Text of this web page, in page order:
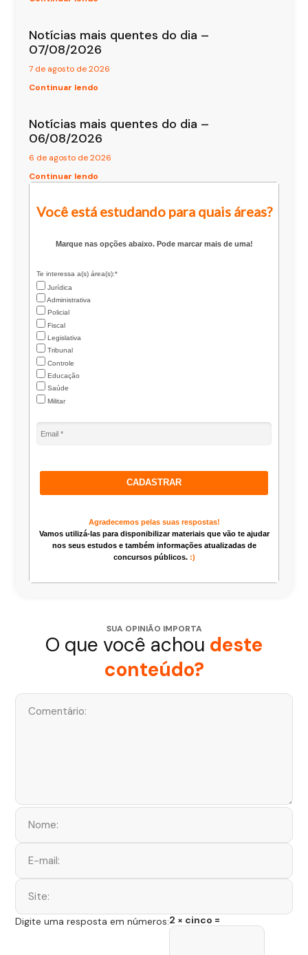
Notícias mais quentes do dia –
07/08/2026
7 de agosto de 2026
Continuar lendo
Notícias mais quentes do dia –
06/08/2026
6 de agosto de 2026
Continuar lendo
Você está estudando para quais áreas?
Marque nas opções abaixo. Pode marcar mais de uma!
Te interessa a(s) área(s):*
Jurídica
Administrativa
Policial
Fiscal
Legislativa
Tribunal
Controle
Educação
Saúde
Militar
CADASTRAR
Agradecemos pelas suas respostas!
Vamos utilizá-las para disponibilizar materiais que vão te ajudar
nos seus estudos e também informações atualizadas de
concursos públicos. :)
SUA OPINIÃO IMPORTA
O que você achou deste
conteúdo?
Digite uma resposta em números:2 × cinco =